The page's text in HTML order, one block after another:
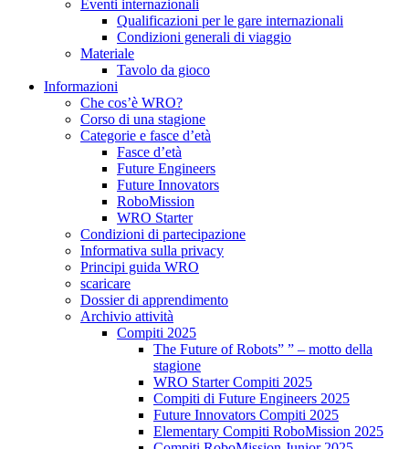
Eventi internazionali
Qualificazioni per le gare internazionali
Condizioni generali di viaggio
Materiale
Tavolo da gioco
Informazioni
Che cos’è WRO?
Corso di una stagione
Categorie e fasce d’età
Fasce d’età
Future Engineers
Future Innovators
RoboMission
WRO Starter
Condizioni di partecipazione
Informativa sulla privacy
Principi guida WRO
scaricare
Dossier di apprendimento
Archivio attività
Compiti 2025
The Future of Robots” ” – motto della
stagione
WRO Starter Compiti 2025
Compiti di Future Engineers 2025
Future Innovators Compiti 2025
Elementary Compiti RoboMission 2025